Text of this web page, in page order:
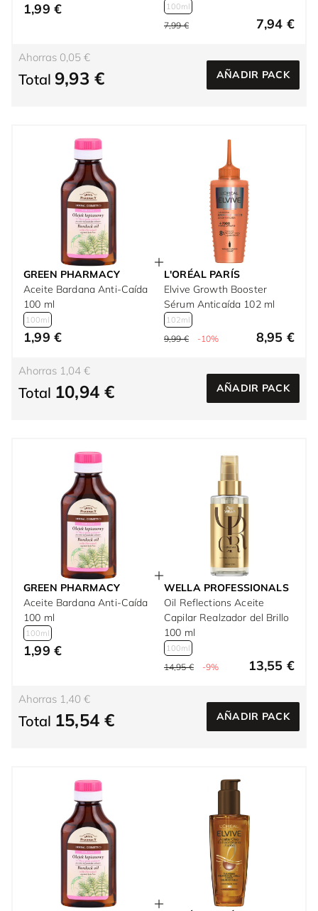
1,99 € 100ml
7,99 € 7,94 €
Ahorras 0,05 €
Total 9,93 € AÑADIR PACK
GREEN PHARMACY
Aceite Bardana Anti-Caída
100 ml
100ml
1,99 €
L'ORÉAL PARÍS
Elvive Growth Booster
Sérum Anticaída 102 ml
102ml
9,99 € -10% 8,95 €
Ahorras 1,04 €
Total 10,94 € AÑADIR PACK
GREEN PHARMACY
Aceite Bardana Anti-Caída
100 ml
100ml
1,99 €
WELLA PROFESSIONALS
Oil Reflections Aceite
Capilar Realzador del Brillo
100 ml
100ml
14,95 € -9% 13,55 €
Ahorras 1,40 €
Total 15,54 € AÑADIR PACK